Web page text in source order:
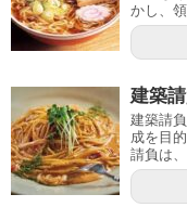
かし、
建築
建築請
成を目
請負は